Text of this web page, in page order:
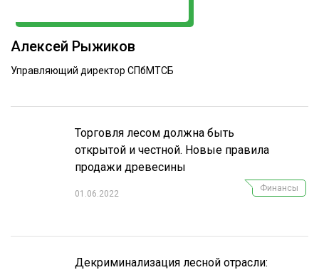
БИОЭНЕРГЕТИКА
ЛЕСОВОССТАНОВЛЕНИЕ И ЗАЩИТА
ТЕМАТИЧЕСКИЕ ПРОЕКТЫ
ПОДБОРКИ СТАТЕЙ
Алексей Рыжиков
Управляющий директор СПбМТСБ
Торговля лесом должна быть
открытой и честной. Новые правила
продажи древесины
01.06.2022
Финансы
Декриминализация лесной отрасли: